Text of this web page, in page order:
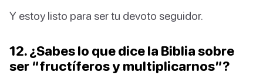
Y estoy listo para ser tu devoto seguidor.
12. ¿Sabes lo que dice la Biblia sobre
ser “fructíferos y multiplicarnos”?